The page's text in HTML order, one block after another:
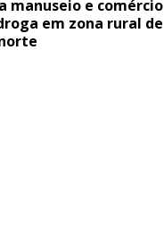
manuseio e comércio
em zona rural de